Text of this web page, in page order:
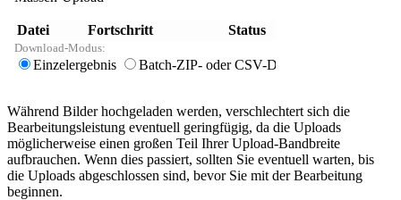
Während Bilder hochgeladen werden, verschlechtert sich die
Bearbeitungsleistung eventuell geringfügig, da die Uploads
möglicherweise einen großen Teil Ihrer Upload-Bandbreite
aufbrauchen. Wenn dies passiert, sollten Sie eventuell warten, bis
die Uploads abgeschlossen sind, bevor Sie mit der Bearbeitung
beginnen.